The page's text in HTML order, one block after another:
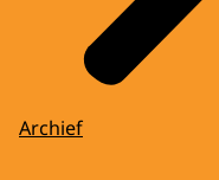
Archief